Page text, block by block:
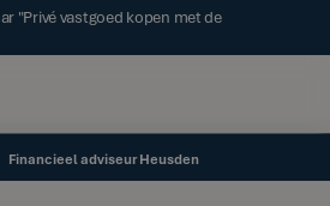
"Privé vastgoed kopen met de
Financieel adviseur Heusden